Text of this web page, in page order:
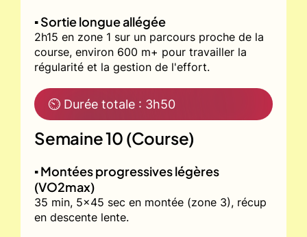
▪️ Sortie longue allégée
2h15 en zone 1 sur un parcours proche de la
course, environ 600 m+ pour travailler la
régularité et la gestion de l'effort.
⏲ Durée totale : 3h50
Semaine 10 (Course)
▪️ Montées progressives légères
(VO2max)
35 min, 5x45 sec en montée (zone 3), récup
en descente lente.